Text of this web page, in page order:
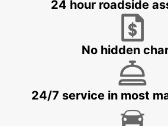
THONON-LES-BAINS
THONON LES BAINS - FRANCE
24 hour roadside
No hidden
24/7 service in most